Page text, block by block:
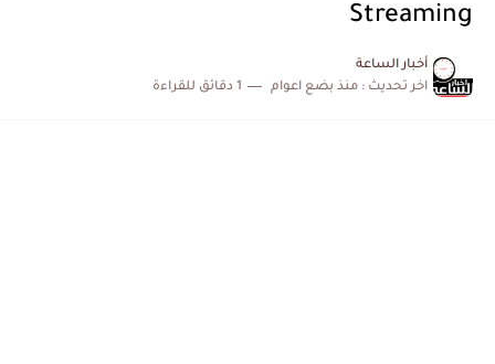
Streaming
أخبار الساعة
اخر تحديث : منذ بضع اعوام 1 دقائق للقراءة